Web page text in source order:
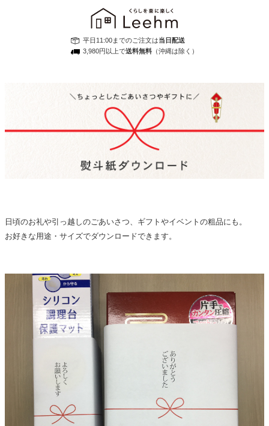
平日11:00までのご注文は当日配送
3,980円以上で送料無料 （沖縄は除く）
日頃のお礼や引っ越しのごあいさつ、ギフトやイベントの粗品にも。
お好きな用途・サイズでダウンロードできます。